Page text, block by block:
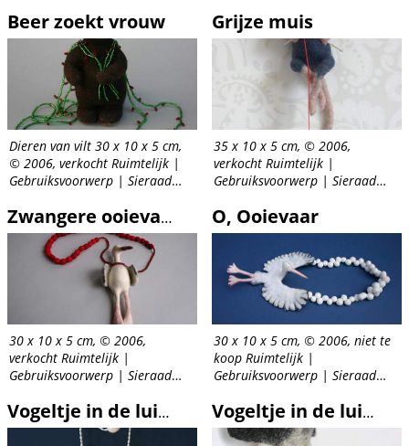
draad.
Beer zoekt vrouw
Dieren van vilt 30 x 10 x 5 cm,
© 2006, verkocht Ruimtelijk |
Gebruiksvoorwerp | Sieraad
Grijze muis
35 x 10 x 5 cm, © 2006,
verkocht Ruimtelijk |
Gebruiksvoorwerp | Sieraad
zilversmeden
Zwangere ooievaar
30 x 10 x 5 cm, © 2006,
verkocht Ruimtelijk |
Gebruiksvoorwerp | Sieraad
O, Ooievaar
30 x 10 x 5 cm, © 2006, niet te
koop Ruimtelijk |
Gebruiksvoorwerp | Sieraad
Vogeltje in de luiers Vogeltje in de luiers